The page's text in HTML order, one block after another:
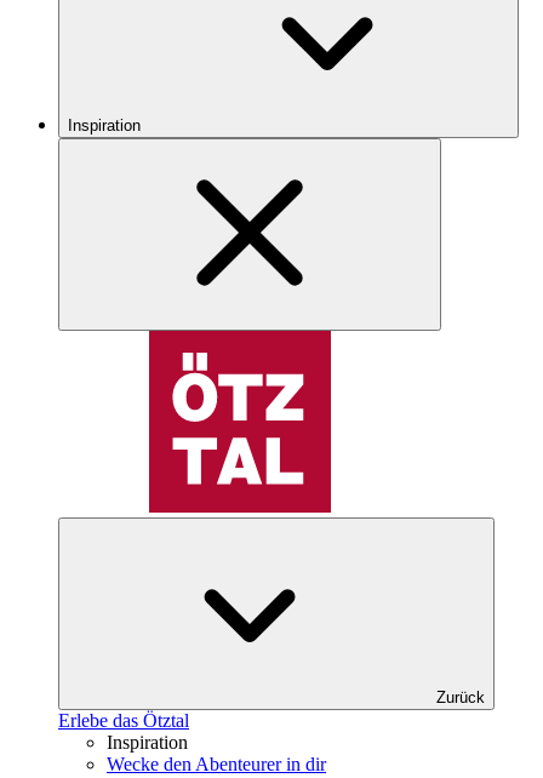
Inspiration
Zurück
Erlebe das Ötztal
Inspiration
Wecke den Abenteurer in dir